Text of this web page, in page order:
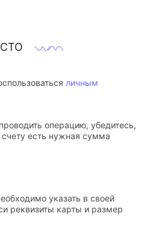
личным
операцию, убедитесь,
есть нужная сумма
указать в своей
реквизиты карты и размер